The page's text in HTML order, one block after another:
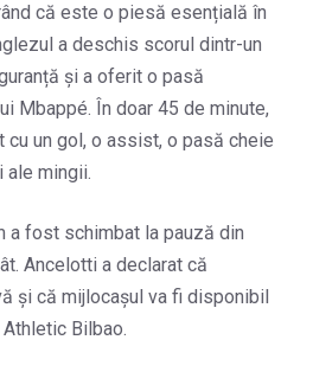
că este o piesă esențială în
a deschis scorul dintr-un
și a oferit o pasă
Mbappé. În doar 45 de minute,
cu un gol, o assist, o pasă cheie
ale mingii.
a fost schimbat la pauză din
Ancelotti a declarat că
și că mijlocașul va fi disponibil
Bilbao.